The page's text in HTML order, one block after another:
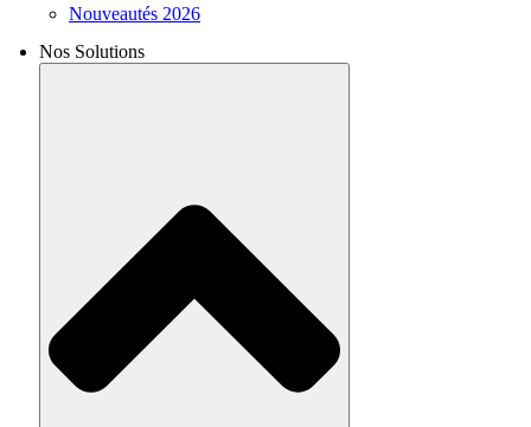
Nouveautés 2026
Nos Solutions